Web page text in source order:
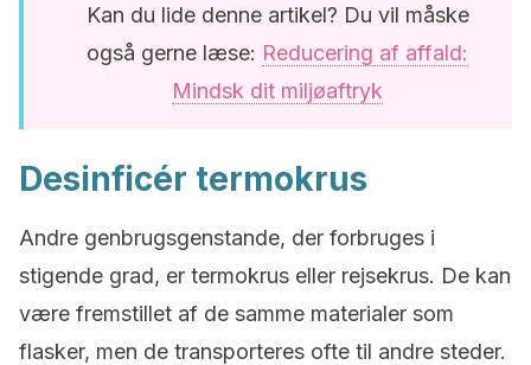
Kan du lide denne artikel? Du vil måske
også gerne læse: Reducering af affald:
Mindsk dit miljøaftryk
Desinficér termokrus
Andre genbrugsgenstande, der forbruges i
stigende grad, er termokrus eller rejsekrus. De kan
være fremstillet af de samme materialer som
flasker, men de transporteres ofte til andre steder.